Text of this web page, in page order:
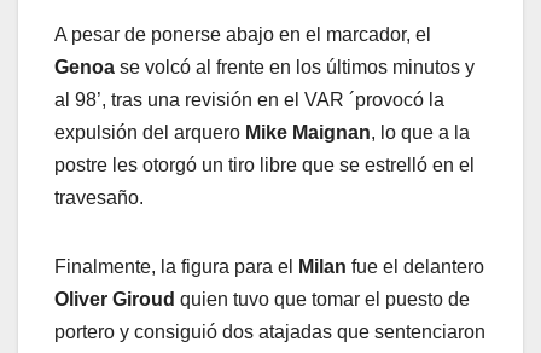
A pesar de ponerse abajo en el marcador, el
Genoa se volcó al frente en los últimos minutos y
al 98’, tras una revisión en el VAR ´provocó la
expulsión del arquero Mike Maignan, lo que a la
postre les otorgó un tiro libre que se estrelló en el
travesaño.
Finalmente, la figura para el Milan fue el delantero
Oliver Giroud quien tuvo que tomar el puesto de
portero y consiguió dos atajadas que sentenciaron